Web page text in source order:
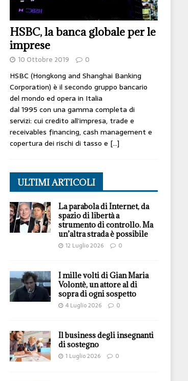
HSBC, la banca globale per le
imprese
10 Ottobre 2019 0
HSBC (Hongkong and Shanghai Banking
Corporation) è il secondo gruppo bancario
del mondo ed opera in Italia
dal 1995 con una gamma completa di
servizi: cui credito all’impresa, trade e
receivables financing, cash management e
copertura dei rischi di tasso e […]
ULTIMI ARTICOLI
La parabola di Internet, da
spazio di libertà a
strumento di controllo. Ma
un’altra strada è possibile
12 Luglio 2026 0
I mille volti di Gian Maria
Volontè, un attore al di
sopra di ogni sospetto
4 Luglio 2026 0
Il business degli insegnanti
di sostegno
1 Luglio 2026 0